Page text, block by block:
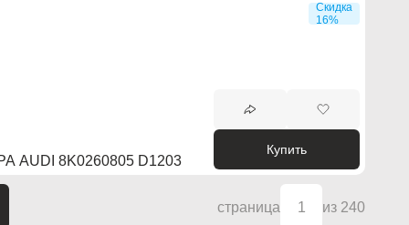
8K0260805 D1203
Скидка
16%
Купить
страница 1 из 240